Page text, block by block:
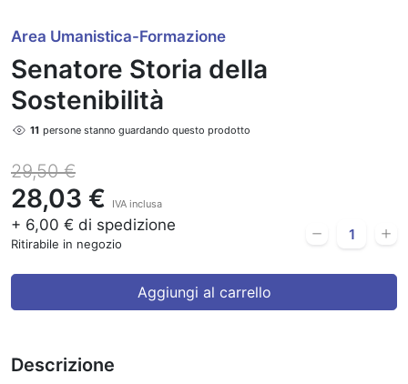
Area Umanistica-Formazione
Senatore Storia della
Sostenibilità
11 persone stanno guardando questo prodotto
29,50 €
28,03 € IVA inclusa
+ 6,00 € di spedizione
Ritirabile in negozio
Aggiungi al carrello
Descrizione